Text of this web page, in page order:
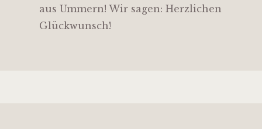
aus Ummern! Wir sagen: Herzlichen
Glückwunsch!